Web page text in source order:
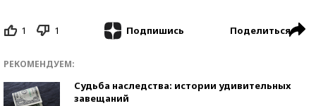
1 1 Подпишись Поделиться
РЕКОМЕНДУЕМ:
Судьба наследства: истории удивительных
завещаний